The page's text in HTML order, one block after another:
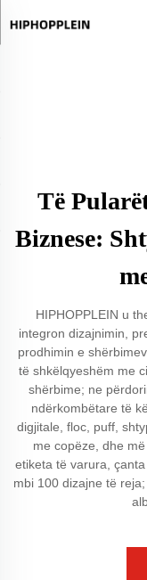
Të
Biznese:
HIPHOPPLEIN u
integron dizajnimin,
prodhimin e
të shkëlqyeshëm me
shërbime; ne
ndërkombëtare të
digjitale, floc, puff,
me copëze, dhe
etiketa të varura,
mbi 100 dizajne të